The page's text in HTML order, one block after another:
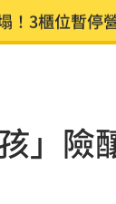
！3櫃位暫停
渲染！林月
週末各地風雨
佑任200萬交
」